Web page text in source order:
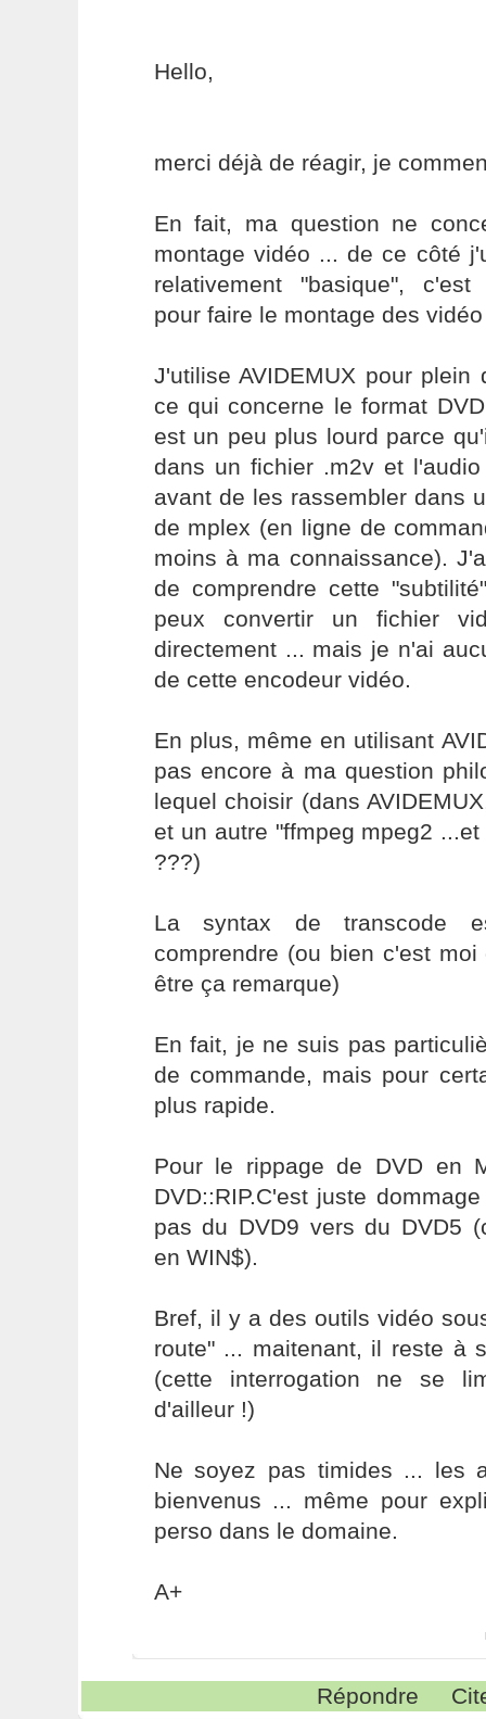
Hello,
merci déjà de réagir, je
En fait, ma question ne
montage vidéo ... de ce côté
relativement "basique", c'est
pour faire le montage des
J'utilise AVIDEMUX pour
ce qui concerne le format
est un peu plus lourd parce
dans un fichier .m2v et
avant de les rassembler dans
de mplex (en ligne de
moins à ma connaissance).
de comprendre cette
peux convertir un fichier
directement ... mais je n'ai
de cette encodeur vidéo.
En plus, même en utilisant
pas encore à ma question
lequel choisir (dans
et un autre "ffmpeg mpeg2
???)
La syntax de transcode
comprendre (ou bien c'est
être ça remarque)
En fait, je ne suis pas
de commande, mais pour
plus rapide.
Pour le rippage de DVD en
DVD::RIP.C'est juste
pas du DVD9 vers du DVD5
en WIN$).
Bref, il y a des outils vidéo
route" ... maitenant, il reste à
(cette interrogation ne se
d'ailleur !)
Ne soyez pas timides ... les
bienvenus ... même pour
perso dans le domaine.
A+
Répondre